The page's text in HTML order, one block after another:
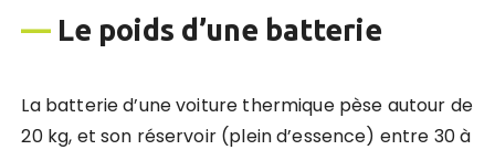
— Le poids d’une batterie
La batterie d’une voiture thermique pèse autour de
20 kg, et son réservoir (plein d’essence) entre 30 à